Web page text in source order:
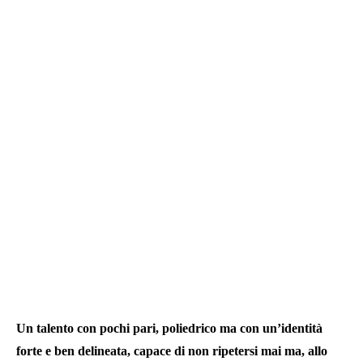
Un talento con pochi pari, poliedrico ma con un’identità
forte e ben delineata, capace di non ripetersi mai ma, allo